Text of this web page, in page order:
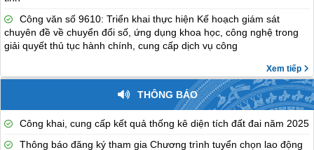
Công văn số 9610: Triển khai thực hiện Kế hoạch giám sát
chuyên đề về chuyển đổi số, ứng dụng khoa học, công nghệ trong
giải quyết thủ tục hành chính, cung cấp dịch vụ công
Xem tiếp
THÔNG BÁO
Công khai, cung cấp kết quả thống kê diện tích đất đai năm 2025
Thông báo đăng ký tham gia Chương trình tuyển chọn lao động